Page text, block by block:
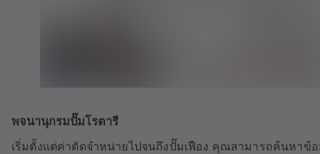
พจนานุกรมปั๊มโรตารี
เริ่มตั้งแต่ค่าตัดจำหน่ายไปจนถึงปั๊มเฟือง คุณสามารถค้นหาข้